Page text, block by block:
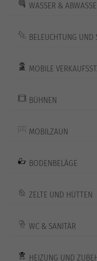
WASSER &
BELEUCHTUNG UND
MOBILE
BÜHNEN
MOBILZAUN
BODENBELÄGE
ZELTE UND HÜTTEN
WC & SANITÄR
HEIZUNG UND